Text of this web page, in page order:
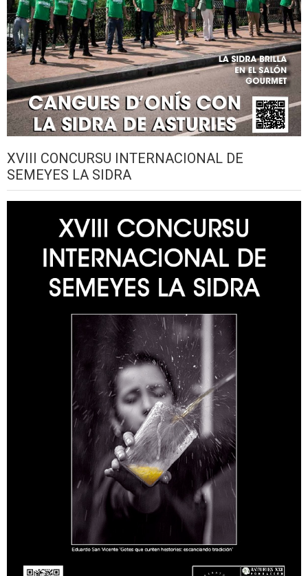
XVIII CONCURSU INTERNACIONAL DE
SEMEYES LA SIDRA